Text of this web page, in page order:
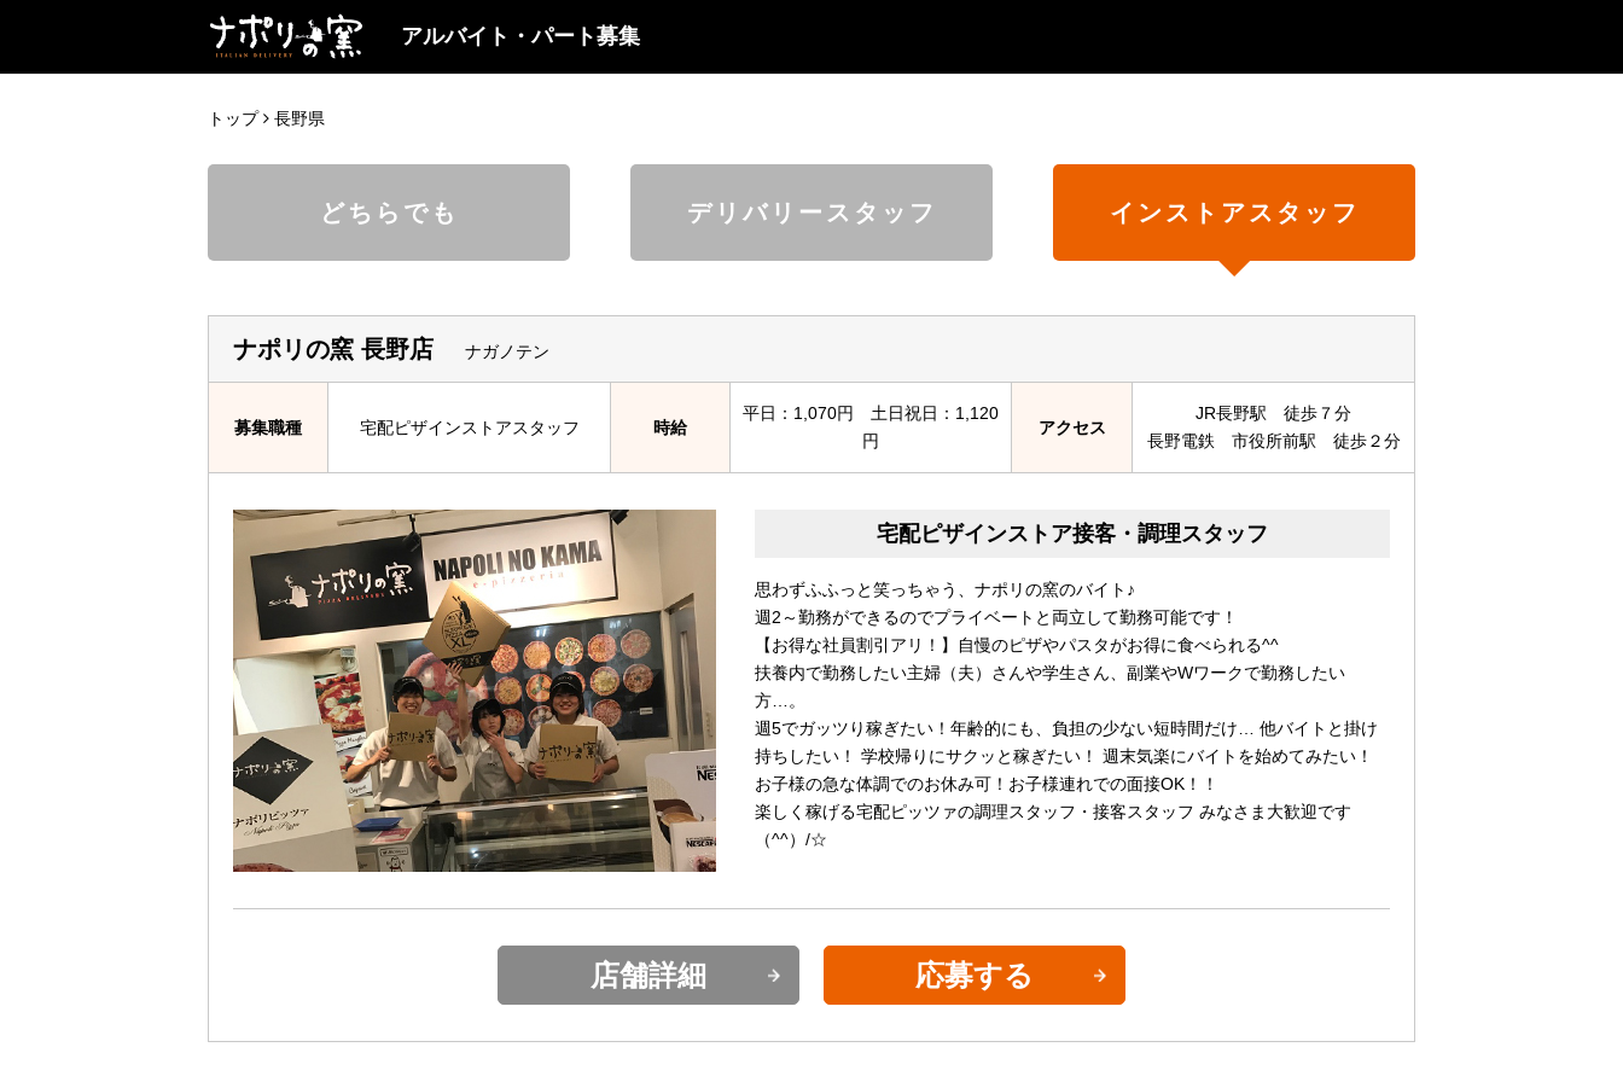
アルバイト・パート募集
トップ 長野県
どちらでも デリバリースタッフ インストアスタッフ
ナポリの窯 長野店 ナガノテン
募集職種 宅配ピザインストアスタッフ 時給
平日：1,070円 土日祝日：1,120
円
アクセス
JR長野駅 徒歩７分
長野電鉄 市役所前駅 徒歩２分
宅配ピザインストア接客・調理スタッフ
思わずふふっと笑っちゃう、ナポリの窯のバイト♪
週2～勤務ができるのでプライベートと両立して勤務可能です！
【お得な社員割引アリ！】自慢のピザやパスタがお得に食べられる^^
扶養内で勤務したい主婦（夫）さんや学生さん、副業やWワークで勤務したい
方…。
週5でガッツり稼ぎたい！年齢的にも、負担の少ない短時間だけ… 他バイトと掛け
持ちしたい！ 学校帰りにサクッと稼ぎたい！ 週末気楽にバイトを始めてみたい！
お子様の急な体調でのお休み可！お子様連れでの面接OK！！
楽しく稼げる宅配ピッツァの調理スタッフ・接客スタッフ みなさま大歓迎です
（^^）/☆
店舗詳細 応募する